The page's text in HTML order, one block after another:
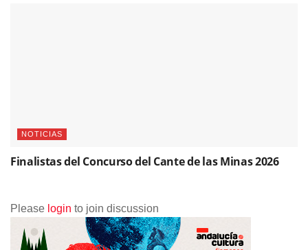
NOTICIAS
Finalistas del Concurso del Cante de las Minas 2026
Please login to join discussion